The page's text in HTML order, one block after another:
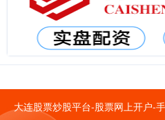
大连股票炒股平台-股票网上开户-